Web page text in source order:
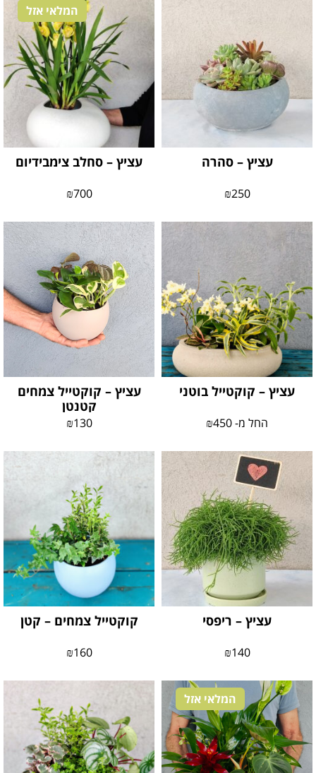
עציץ – סהרה
₪250
המלאי אזל
עציץ – סחלב צימבידיום
₪700
עציץ – קוקטייל בוטני
החל מ- ₪450
עציץ – קוקטייל צמחים
קטנטן
₪130
עציץ – ריפסי
₪140
קוקטייל צמחים – קטן
₪160
המלאי אזל